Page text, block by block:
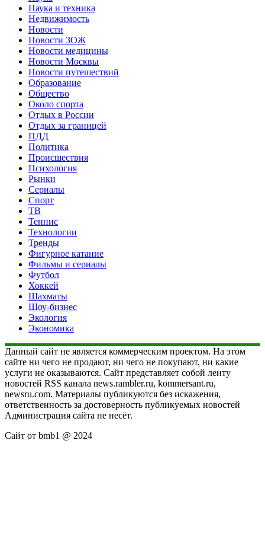
Наука и техника
Недвижимость
Новости
Новости ЗОЖ
Новости медицины
Новости Москвы
Новости путешествий
Образование
Общество
Около спорта
Отдых в России
Отдых за границей
ПДД
Политика
Происшествия
Психология
Рынки
Сериалы
Спорт
ТВ
Теннис
Технологии
Тренды
Фигурное катание
Фильмы и сериалы
Футбол
Хоккей
Шахматы
Шоу-бизнес
Экология
Экономика
Данный сайт не является коммерческим проектом. На этом
сайте ни чего не продают, ни чего не покупают, ни какие
услуги не оказываются. Сайт представляет собой ленту
новостей RSS канала news.rambler.ru, kommersant.ru,
newsru.com. Материалы публикуются без искажения,
ответственность за достоверность публикуемых новостей
Администрация сайта не несёт.
Сайт от bmb1 @ 2024